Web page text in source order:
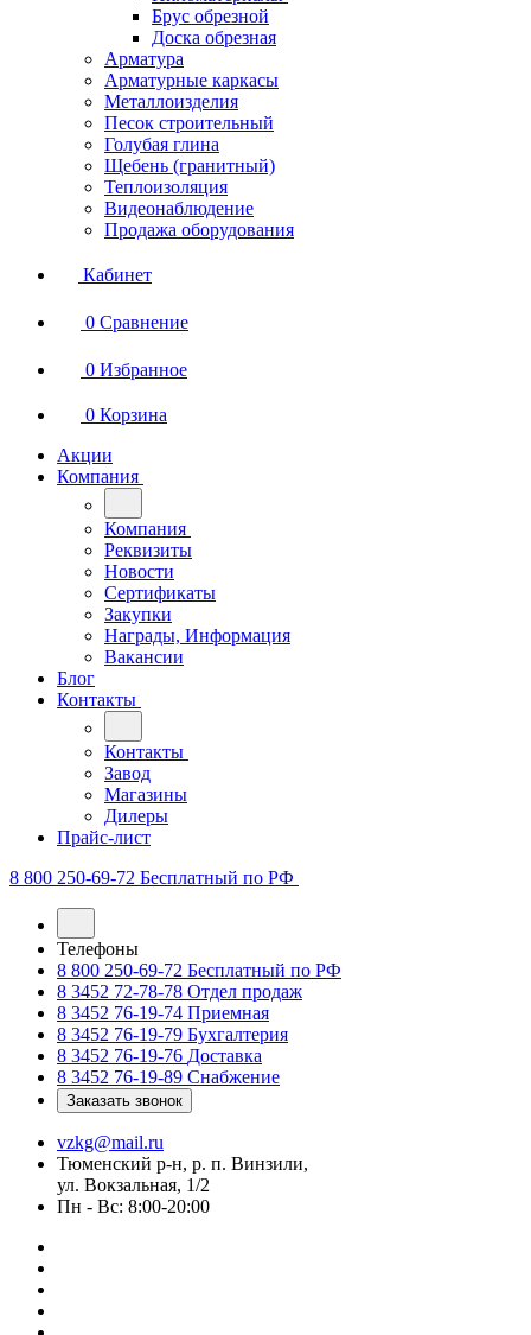
Брус обрезной
Доска обрезная
Арматура
Арматурные каркасы
Металлоизделия
Песок строительный
Голубая глина
Щебень (гранитный)
Теплоизоляция
Видеонаблюдение
Продажа оборудования
Кабинет
0 Сравнение
0 Избранное
0 Корзина
Акции
Компания
Компания
Реквизиты
Новости
Сертификаты
Закупки
Награды, Информация
Вакансии
Блог
Контакты
Контакты
Завод
Магазины
Дилеры
Прайс-лист
8 800 250-69-72 Бесплатный по РФ
Телефоны
8 800 250-69-72 Бесплатный по РФ
8 3452 72-78-78 Отдел продаж
8 3452 76-19-74 Приемная
8 3452 76-19-79 Бухгалтерия
8 3452 76-19-76 Доставка
8 3452 76-19-89 Снабжение
Заказать звонок
vzkg@mail.ru
Тюменский р-н, р. п. Винзили,
ул. Вокзальная, 1/2
Пн - Вс: 8:00-20:00